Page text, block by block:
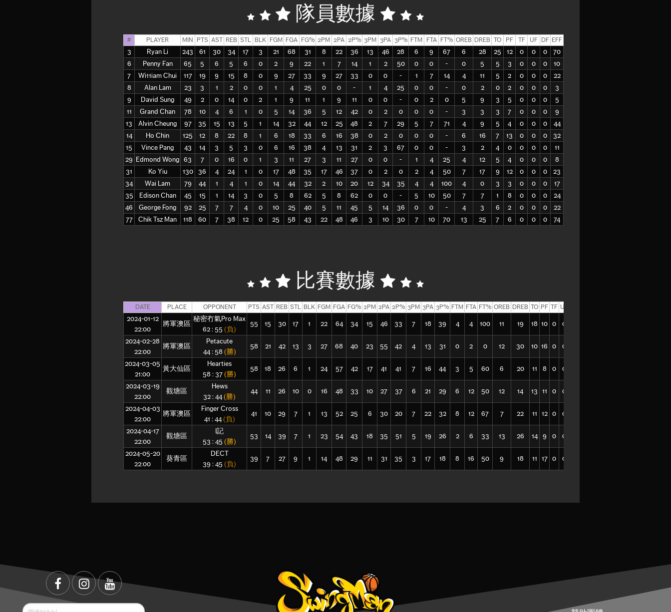
隊員數據
# PLAYER MIN PTS AST REB STL BLK FGM FGA FG% 2PM 2PA 2P% 3PM 3PA 3P% FTM FTA FT% OREB DREB TO PF TF UF DF EFF
3 Ryan Li 243 61 30 34 17 3 21 68 31 8 22 36 13 46 28 6 9 67 6 28 25 12 0 0 0
70
6
Penny Fan 65 5 6 5 6 0 2 9 22 1 7 14 1 2 50 0 0 - 0 5 5 3 0 0 0
10
7
Wi11iam Chui 117 19 9 15 8 0 9 27 33 9 27 33 0 0 - 1 7 14 4 11 5 2 0 0 0
22
8
Alan Lam 23 3 1 2 0 0 1 4 25 0 0 - 1 4 25 0 0 - 0 2 0 2 0 0 0
3
9
David Sung 49 2 0 14 0 2 1 9 11 1 9 11 0 0 - 0 2 0 5 9 3 5 0 0 0
5
11
Grand Chan 78 10 4 6 1 0 5 14 36 5 12 42 0 2 0 0 0 - 3 3 3 7 0 0 0
9
13
Alvin Cheung 97 35 15 13 5 1 14 32 44 12 25 48 2 7 29 5 7 71 4 9 5 4 0 0 0
44
14
Ho Chin 125 12 8 22 8 1 6 18 33 6 16 38 0 2 0 0 0 - 6 16 7 13 0 0 0
32
15
Vince Pang 43 14 3 5 3 0 6 16 38 4 13 31 2 3 67 0 0 - 3 2 4 0 0 0 0
11
29 Edmond Wong 63 7 0 16 0 1 3 11 27 3 11 27 0 0 - 1 4 25 4 12 5 4 0 0 0
8
31
Ko Yiu 130 36 4 24 1 0 17 48 35 17 46 37 0 2 0 2 4 50 7 17 9 12 0 0 0
23
34
Wai Lam 79 44 1 4 1 0 14 44 32 2 10 20 12 34 35 4 4 100 4 0 3 3 0 0 0
17
35
Edison Chan 45 15 1 14 3 0 5 8 62 5 8 62 0 0 - 5 10 50 7 7 1 8 0 0 0
24
46
George Fong 92 25 7 7 4 0 10 25 40 5 11 45 5 14 36 0 0 - 4 3 6 2 0 0 0
22
77
Chik Tsz Man 118 60 7 38 12 0 25 58 43 22 48 46 3 10 30 7 10 70 13 25 7 6 0 0 0 74
比賽數據
DATE PLACE OPPONENT PTS AST REB STL BLK FGM FGA FG% 2PM 2PA 2P% 3PM 3PA 3P% FTM FTA FT% OREB DREB TO PF TF UF
2024-01-12
22:00
將軍澳區
秘密冇氣Pro Max
62 : 55 (負)
55 15 30 17 1 22 64 34 15 46 33 7 18 39 4 4 100 11 19 18 10 0 0
2024-02-28
22:00
將軍澳區
Petacute
44 : 58 (勝)
58 21 42 13 3 27 68 40 23 55 42 4 13 31 0 2 0 12 30 10 16 0 0
2024-03-05
21:00
黃大仙區
Hearties
58 : 37 (勝)
58 18 26 6 1 24 57 42 17 41 41 7 16 44 3 5 60 6 20 11 8 0 0
2024-03-19
22:00
觀塘區
Hews
32 : 44 (勝)
44 11 26 10 0 16 48 33 10 27 37 6 21 29 6 12 50 12 14 13 11 0 0
2024-04-03
22:00
將軍澳區
Finger Cross
41 : 44 (負)
41 10 29 7 1 13 52 25 6 30 20 7 22 32 8 12 67 7 22 11 12 0 0
2024-04-17
22:00
觀塘區
I記
53 : 45 (勝)
53 14 39 7 1 23 54 43 18 35 51 5 19 26 2 6 33 13 26 14 9 0 0
2024-05-20
22:00
葵青區
DECT
39 : 45 (負)
39 7 27 9 1 14 48 29 11 31 35 3 17 18 8 16 50 9 18 11 17 0 0